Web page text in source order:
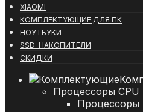
XIAOMI
КОМПЛЕКТУЮЩИЕ ДЛЯ ПК
НОУТБУКИ
SSD-НАКОПИТЕЛИ
СКИДКИ
Процессоры CPU
Процессоры